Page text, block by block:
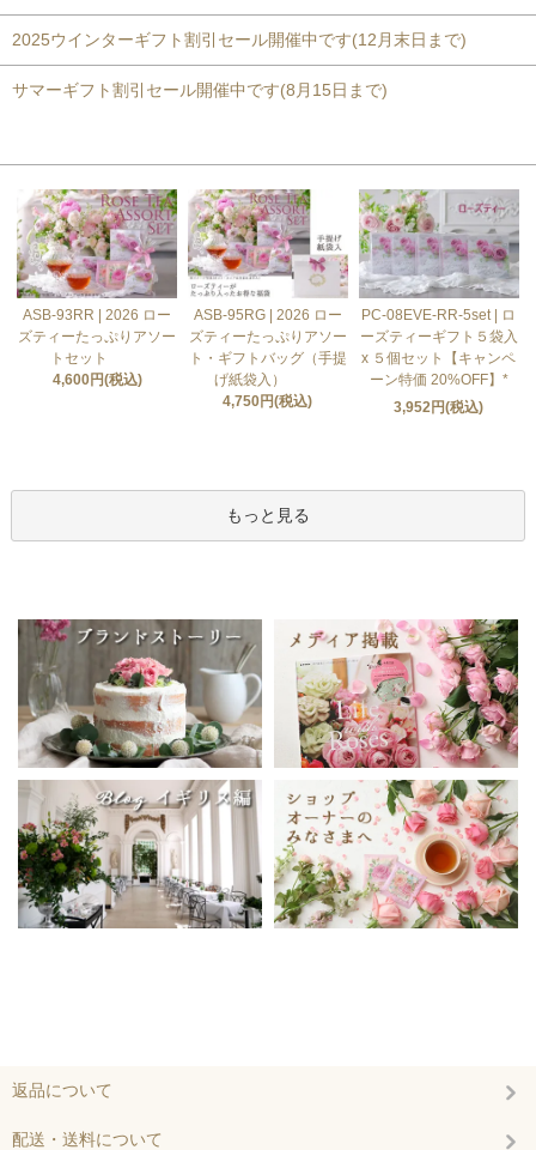
2025ウインターギフト割引セール開催中です(12月末日まで)
サマーギフト割引セール開催中です(8月15日まで)
ASB-93RR | 2026 ロー
ズティーたっぷりアソー
トセット
4,600円(税込)
ASB-95RG | 2026 ロー
ズティーたっぷりアソー
ト・ギフトバッグ（手提
げ紙袋入）
4,750円(税込)
PC-08EVE-RR-5set | ロ
ーズティーギフト５袋入
x ５個セット【キャンペ
ーン特価 20%OFF】*
3,952円(税込)
もっと見る
返品について
配送・送料について